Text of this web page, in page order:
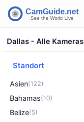
Dallas - Alle Kameras
Standort
Asien(122)
Bahamas(10)
Belize(5)